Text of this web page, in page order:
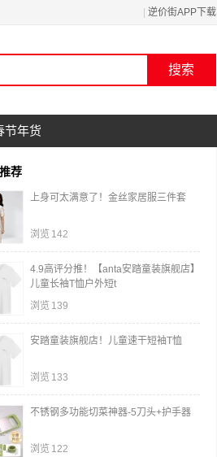
逆价街APP下载
节年货
荐
上身可太满意了！金丝家居服三件套
浏览 142
4.9高评分推！【anta安踏童装旗舰店】
儿童长袖T恤户外短t
浏览 139
安踏童装旗舰店！儿童速干短袖T恤
浏览 133
不锈钢多功能切菜神器-5刀头+护手器
浏览 122